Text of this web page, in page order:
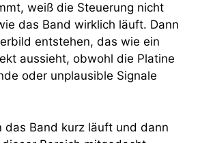
weiß die Steuerung nicht
das Band wirklich läuft. Dann
entstehen, das wie ein
aussieht, obwohl die Platine
oder unplausible Signale
das Band kurz läuft und dann